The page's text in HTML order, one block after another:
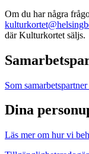
Om du har några
där Kulturkortet säljs.
Som
Dina
Läs mer om hur vi